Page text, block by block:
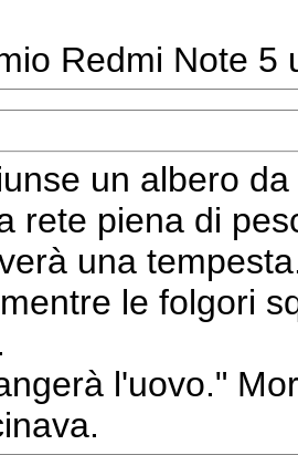
Redmi Note 5
un albero
rete piena di
una
le folgori
l'uovo."